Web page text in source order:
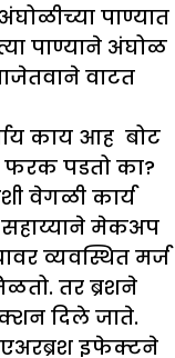
पाण्यात
पाण्याने अंघोळ
वाटत
काय आह बोट
फरक पडतो का?
वेगळी कार्य
सहाय्याने मेकअप
व्यवस्थित मर्ज
तर ब्रशने
दिले जाते.
इफेक्टने